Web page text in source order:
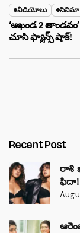
వీడియోలు సినిమా
‘అఖండ 2
చూసి ఫ్యాన్స్ షాక్!
Recent Post
రాశి
ఫిదా!